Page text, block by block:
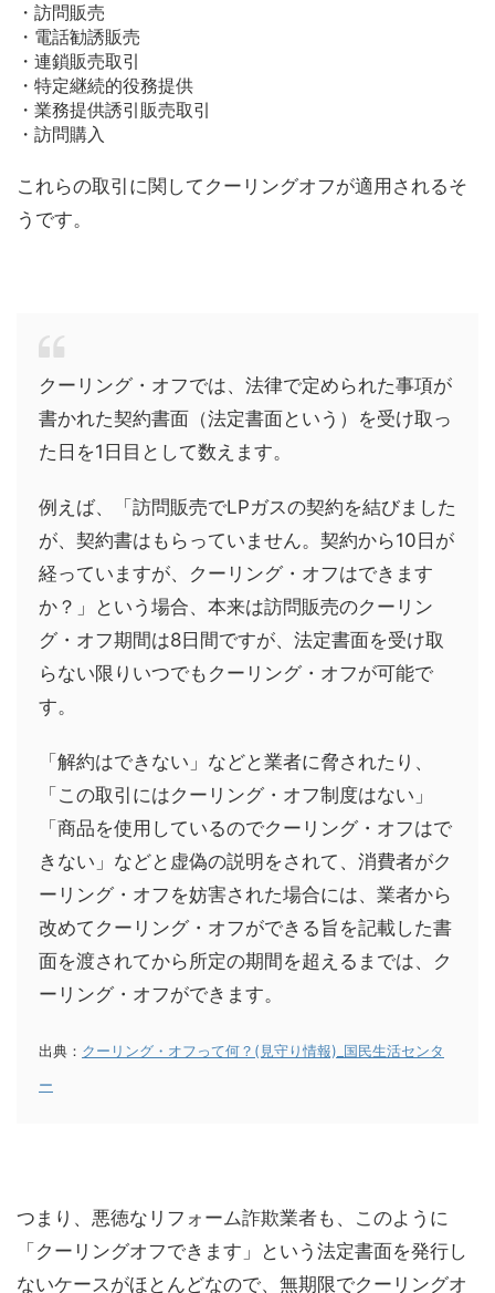
・訪問販売
・電話勧誘販売
・連鎖販売取引
・特定継続的役務提供
・業務提供誘引販売取引
・訪問購入
これらの取引に関してクーリングオフが適用されるそ
うです。
クーリング・オフでは、法律で定められた事項が
書かれた契約書面（法定書面という）を受け取っ
た日を1日目として数えます。
例えば、「訪問販売でLPガスの契約を結びました
が、契約書はもらっていません。契約から10日が
経っていますが、クーリング・オフはできます
か？」という場合、本来は訪問販売のクーリン
グ・オフ期間は8日間ですが、法定書面を受け取
らない限りいつでもクーリング・オフが可能で
す。
「解約はできない」などと業者に脅されたり、
「この取引にはクーリング・オフ制度はない」
「商品を使用しているのでクーリング・オフはで
きない」などと虚偽の説明をされて、消費者がク
ーリング・オフを妨害された場合には、業者から
改めてクーリング・オフができる旨を記載した書
面を渡されてから所定の期間を超えるまでは、ク
ーリング・オフができます。
出典： クーリング・オフって何？(見守り情報)_国民生活センタ
ー
つまり、悪徳なリフォーム詐欺業者も、このように
「クーリングオフできます」という法定書面を発行し
ないケースがほとんどなので、無期限でクーリングオ